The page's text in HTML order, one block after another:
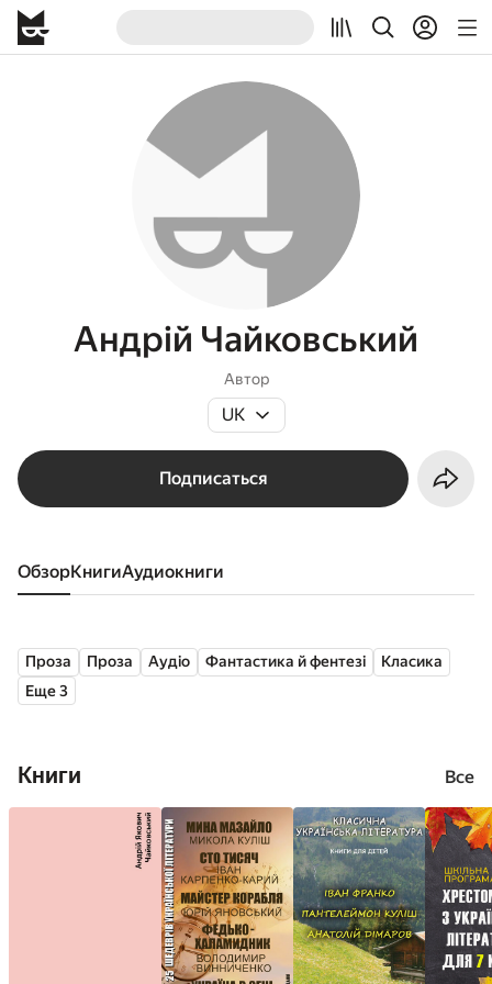
Андрiй Чайковський
Автор
UK
Подписаться
Обзор книги аудиокниги
Проза Проза Аудіо Фантастика й фентезі
Класика
Еще 3
Книги Все